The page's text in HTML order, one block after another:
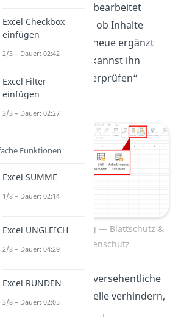
anderen Benutzern bearbeitet
werden dürfen, z. B. ob Inhalte
verändert oder nur neue ergänzt
werden dürfen. Du kannst ihn
ebenfalls unter „Überprüfen“
aktivieren.
Excel Verschlüsselung — Blattschutz &
Arbeitsmappenschutz
Möchtest du versehentliche
an der Tabelle verhindern,
du unter „Datei“ →
Excel Checkbox
einfügen
2/3 – Dauer: 02:42
Excel Filter
einfügen
3/3 – Dauer: 02:27
Funktionen
Excel SUMME
1/8 – Dauer: 02:14
Excel UNGLEICH
2/8 – Dauer: 04:29
Excel RUNDEN
3/8 – Dauer: 02:05